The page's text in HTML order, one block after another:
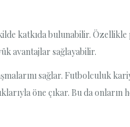
katkıda bulunabilir.
avantajlar sağlayabilir.
sağlar. Futbolculuk
öne çıkar. Bu da onların